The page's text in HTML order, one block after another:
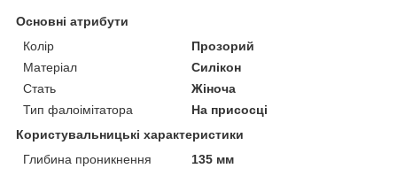
Основні атрибути
Колір
Прозорий
Матеріал
Силікон
Стать
Жіноча
Тип фалоімітатора
На присосці
Користувальницькі характеристики
Глибина проникнення
135 мм